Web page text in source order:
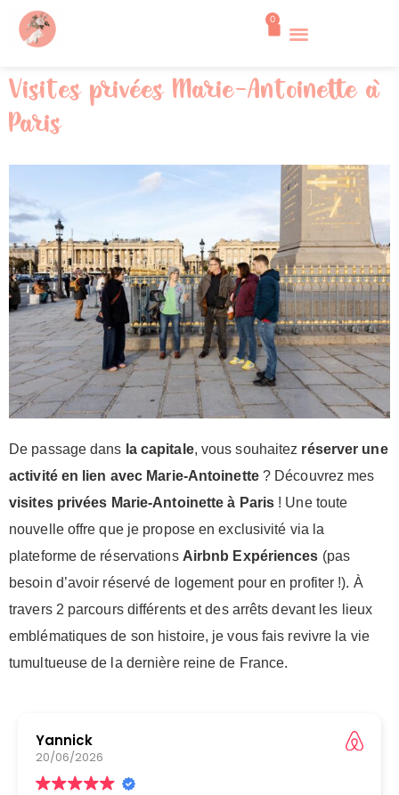
0
Visites privées Marie-Antoinette à
Paris
De passage dans la capitale, vous souhaitez réserver une
activité en lien avec Marie-Antoinette? Découvrez mes
visites privées Marie-Antoinette à Paris ! Une toute
nouvelle offre que je propose en exclusivité via la
plateforme de réservations Airbnb Expériences (pas
besoin d’avoir réservé de logement pour en profiter !). À
travers 2 parcours différents et des arrêts devant les lieux
emblématiques de son histoire, je vous fais revivre la vie
tumultueuse de la dernière reine de France.
Amy
06/06/2026